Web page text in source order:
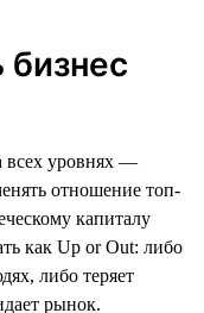
всех уровнях —
отношение топ-
капиталу
как Up or Out: либо
либо теряет
рынок.